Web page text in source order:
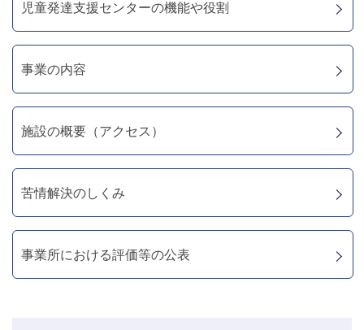
児童発達支援センターの機能や役割
事業の内容
施設の概要（アクセス）
苦情解決のしくみ
事業所における評価等の公表